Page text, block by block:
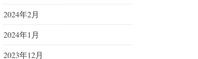
2024年2月
2024年1月
2023年12月